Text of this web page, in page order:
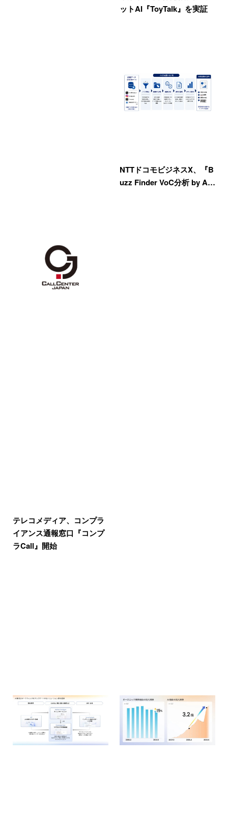
ットAI『ToyTalk』を実証
テレコメディア、コンプラ
イアンス通報窓口『コンプ
ラCall』開始
NTTドコモビジネスX、『B
uzz Finder VoC分析 by A…